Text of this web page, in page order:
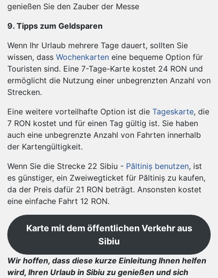
genießen Sie den Zauber der Messe
9. Tipps zum Geldsparen
Wenn Ihr Urlaub mehrere Tage dauert, sollten Sie
wissen, dass Wochenkarten eine bequeme Option für
Touristen sind. Eine 7-Tage-Karte kostet 24 RON und
ermöglicht die Nutzung einer unbegrenzten Anzahl von
Strecken.
Eine weitere vorteilhafte Option ist die Tageskarte, die
7 RON kostet und für einen Tag gültig ist. Sie haben
auch eine unbegrenzte Anzahl von Fahrten innerhalb
der Kartengültigkeit.
Wenn Sie die Strecke 22 Sibiu - Păltiniș benutzen, ist
es günstiger, ein Zweiwegticket für Păltiniș zu kaufen,
da der Preis dafür 21 RON beträgt. Ansonsten kostet
eine einfache Fahrt 12 RON.
Karte mit dem öffentlichen Verkehr aus
Sibiu
Wir hoffen, dass diese kurze Einleitung Ihnen helfen
wird, Ihren Urlaub in Sibiu zu genießen und sich